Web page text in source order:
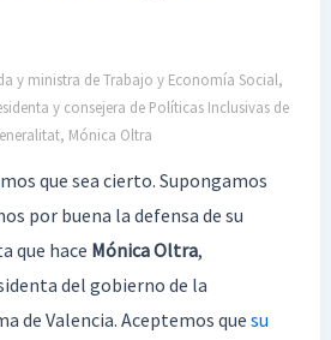
y ministra de Trabajo y Economía Social,
y consejera de Políticas Inclusivas de
Mónica Oltra
que sea cierto. Supongamos
por buena la defensa de su
que hace Mónica Oltra,
del gobierno de la
de Valencia. Aceptemos que su